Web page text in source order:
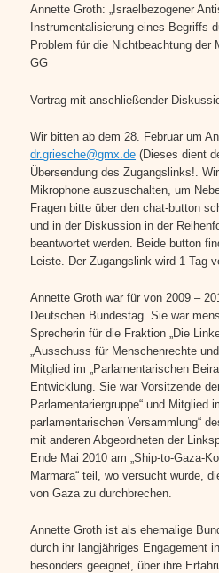
Annette Groth: „Israelbezogener
Instrumentalisierung eines Begriffs
Problem für die Nichtbeachtung der
GG
Vortrag mit anschließender
Wir bitten ab dem 28. Februar um
dr.griesche@gmx.de (Dieses dient
Übersendung des Zugangslinks!.
Mikrophone auszuschalten, um
Fragen bitte über den chat-button
und in der Diskussion in der
beantwortet werden. Beide button
Leiste. Der Zugangslink wird 1 Tag
Annette Groth war für von 2009 –
Deutschen Bundestag. Sie war
Sprecherin für die Fraktion „Die
„Ausschuss für Menschenrechte
Mitglied im „Parlamentarischen
Entwicklung. Sie war Vorsitzende
Parlamentariergruppe“ und Mitglied
parlamentarischen Versammlung“
mit anderen Abgeordneten der
Ende Mai 2010 am „Ship-to-Gaza-
Marmara“ teil, wo versucht wurde,
von Gaza zu durchbrechen.
Annette Groth ist als ehemalige
durch ihr langjähriges Engagement
besonders geeignet, über ihre